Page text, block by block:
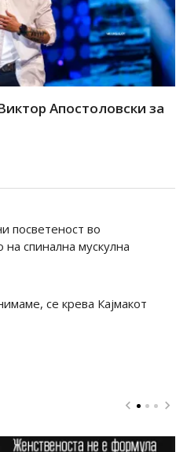
Апостоловски за
посветеност во
спинална мускулна
се крева Кајмакот